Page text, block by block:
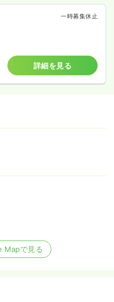
一時募集休止
詳細を見る
Mapで見る